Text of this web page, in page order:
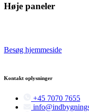
Høje paneler
Besøg hjemmeside
Kontakt oplysninger
+45 7070 7655